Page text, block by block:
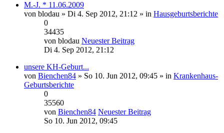
M.-J. * 11.06.2009
von blodau » Di 4. Sep 2012, 21:12 » in Hausgeburtsberichte
0
34435
von blodau Neuester Beitrag
Di 4. Sep 2012, 21:12
unsere KH-Geburt...
von Bienchen84 » So 10. Jun 2012, 09:45 » in Krankenhaus-
Geburtsberichte
0
35560
von Bienchen84 Neuester Beitrag
So 10. Jun 2012, 09:45